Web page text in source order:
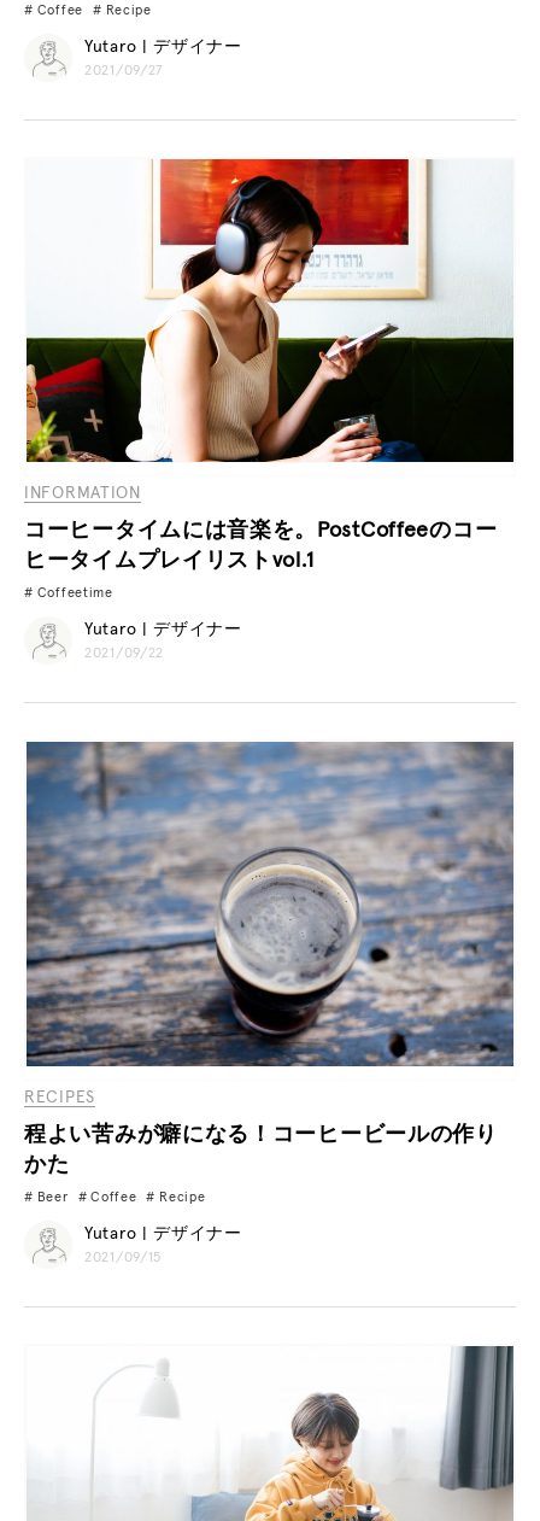
Coffee Recipe
Yutaro | デザイナー
2021/09/27
INFORMATION
コーヒータイムには音楽を。PostCoffeeのコー
ヒータイムプレイリストvol.1
Coffeetime
Yutaro | デザイナー
2021/09/22
RECIPES
程よい苦みが癖になる！コーヒービールの作り
かた
Beer Coffee Recipe
Yutaro | デザイナー
2021/09/15